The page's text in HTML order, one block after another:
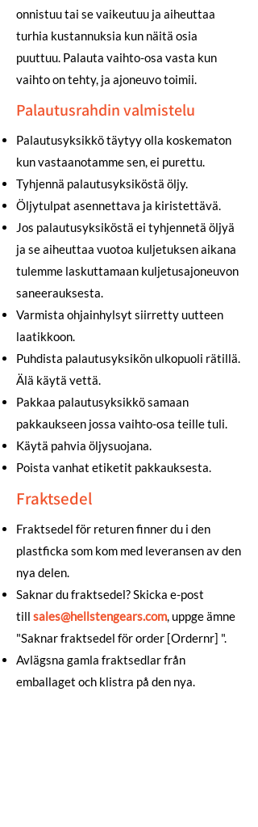
onnistuu tai se vaikeutuu ja aiheuttaa
turhia kustannuksia kun näitä osia
puuttuu. Palauta vaihto-osa vasta kun
vaihto on tehty, ja ajoneuvo toimii.
Palautusrahdin valmistelu
Palautusyksikkö täytyy olla koskematon
kun vastaanotamme sen, ei purettu.
Tyhjennä palautusyksiköstä öljy.
Öljytulpat asennettava ja kiristettävä.
Jos palautusyksiköstä ei tyhjennetä öljyä
ja se aiheuttaa vuotoa kuljetuksen aikana
tulemme laskuttamaan kuljetusajoneuvon
saneerauksesta.
Varmista ohjainhylsyt siirretty uutteen
laatikkoon.
Puhdista palautusyksikön ulkopuoli rätillä.
Älä käytä vettä.
Pakkaa palautusyksikkö samaan
pakkaukseen jossa vaihto-osa teille tuli.
Käytä pahvia öljysuojana.
Poista vanhat etiketit pakkauksesta.
Fraktsedel
Fraktsedel för returen finner du i den
plastficka som kom med leveransen av den
nya delen.
Saknar du fraktsedel? Skicka e-post
till sales@hellstengears.com, uppge ämne
"Saknar fraktsedel för order [Ordernr] ".
Avlägsna gamla fraktsedlar från
emballaget och klistra på den nya.